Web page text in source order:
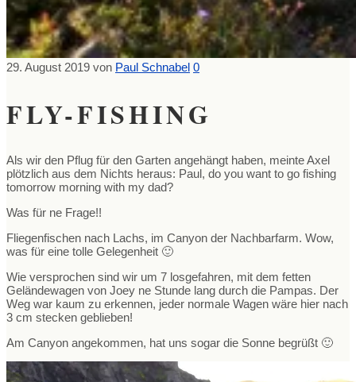
29. August 2019 von Paul Schnabel 0
FLY-FISHING
Als wir den Pflug für den Garten angehängt haben, meinte Axel
plötzlich aus dem Nichts heraus: Paul, do you want to go fishing
tomorrow morning with my dad?
Was für ne Frage!!
Fliegenfischen nach Lachs, im Canyon der Nachbarfarm. Wow,
was für eine tolle Gelegenheit 🙂
Wie versprochen sind wir um 7 losgefahren, mit dem fetten
Geländewagen von Joey ne Stunde lang durch die Pampas. Der
Weg war kaum zu erkennen, jeder normale Wagen wäre hier nach
3 cm stecken geblieben!
Am Canyon angekommen, hat uns sogar die Sonne begrüßt 🙂